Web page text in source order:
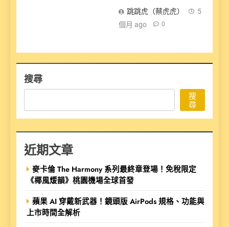
跳跳虎（蔡虎虎）
5
個月 ago
0
搜尋
搜
尋
近期文章
麥卡倫 The Harmony 系列最終章登場！免稅限定
《椰風煖韻》桃園機場全球首發
蘋果 AI 穿戴新武器！鏡頭版 AirPods 規格、功能與
上市時間全解析